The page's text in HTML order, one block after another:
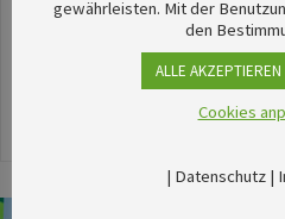
stimmungsvolle
herausgesucht.
gewährleisten. Mit der
den
ALLE AKZEPTIEREN
Cookies
| Datenschutz|